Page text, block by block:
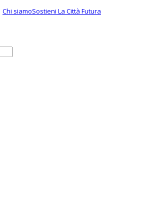
Chi siamoSostieni La Città Futura